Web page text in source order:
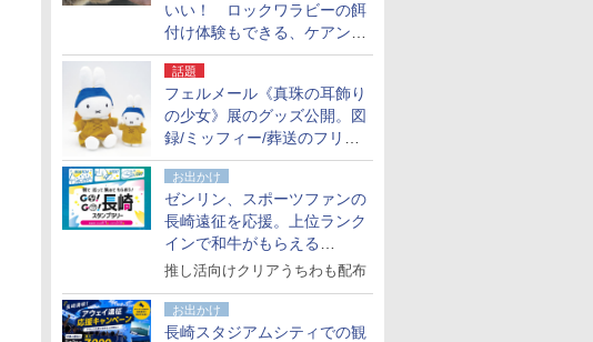
いい！ ロックワラビーの餌
付け体験もできる、ケアンズ
でアサートン高原の日本語ガ
イド付きツアーに参加してみ
た
話題
フェルメール《真珠の耳飾り
の少女》展のグッズ公開。図
録/ミッフィー/葬送のフリー
レンほか、注目ブランドコラ
ボが実現
お出かけ
ゼンリン、スポーツファンの
長崎遠征を応援。上位ランク
インで和牛がもらえる
「GO！GO！長崎スタンプラ
推し活向けクリアうちわも配布
お出かけ
長崎スタジアムシティでの観